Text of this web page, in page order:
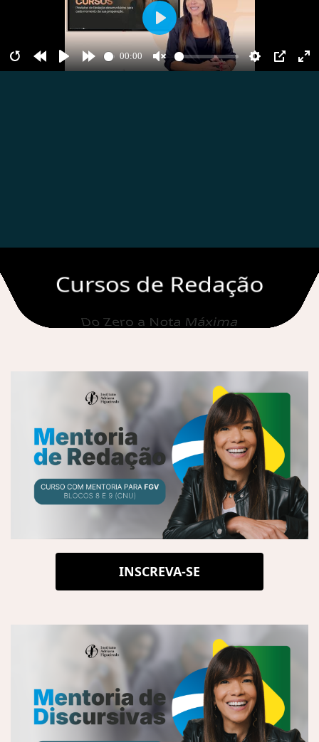
Cursos de Redação
Do Zero a Nota Máxima
INSCREVA-SE